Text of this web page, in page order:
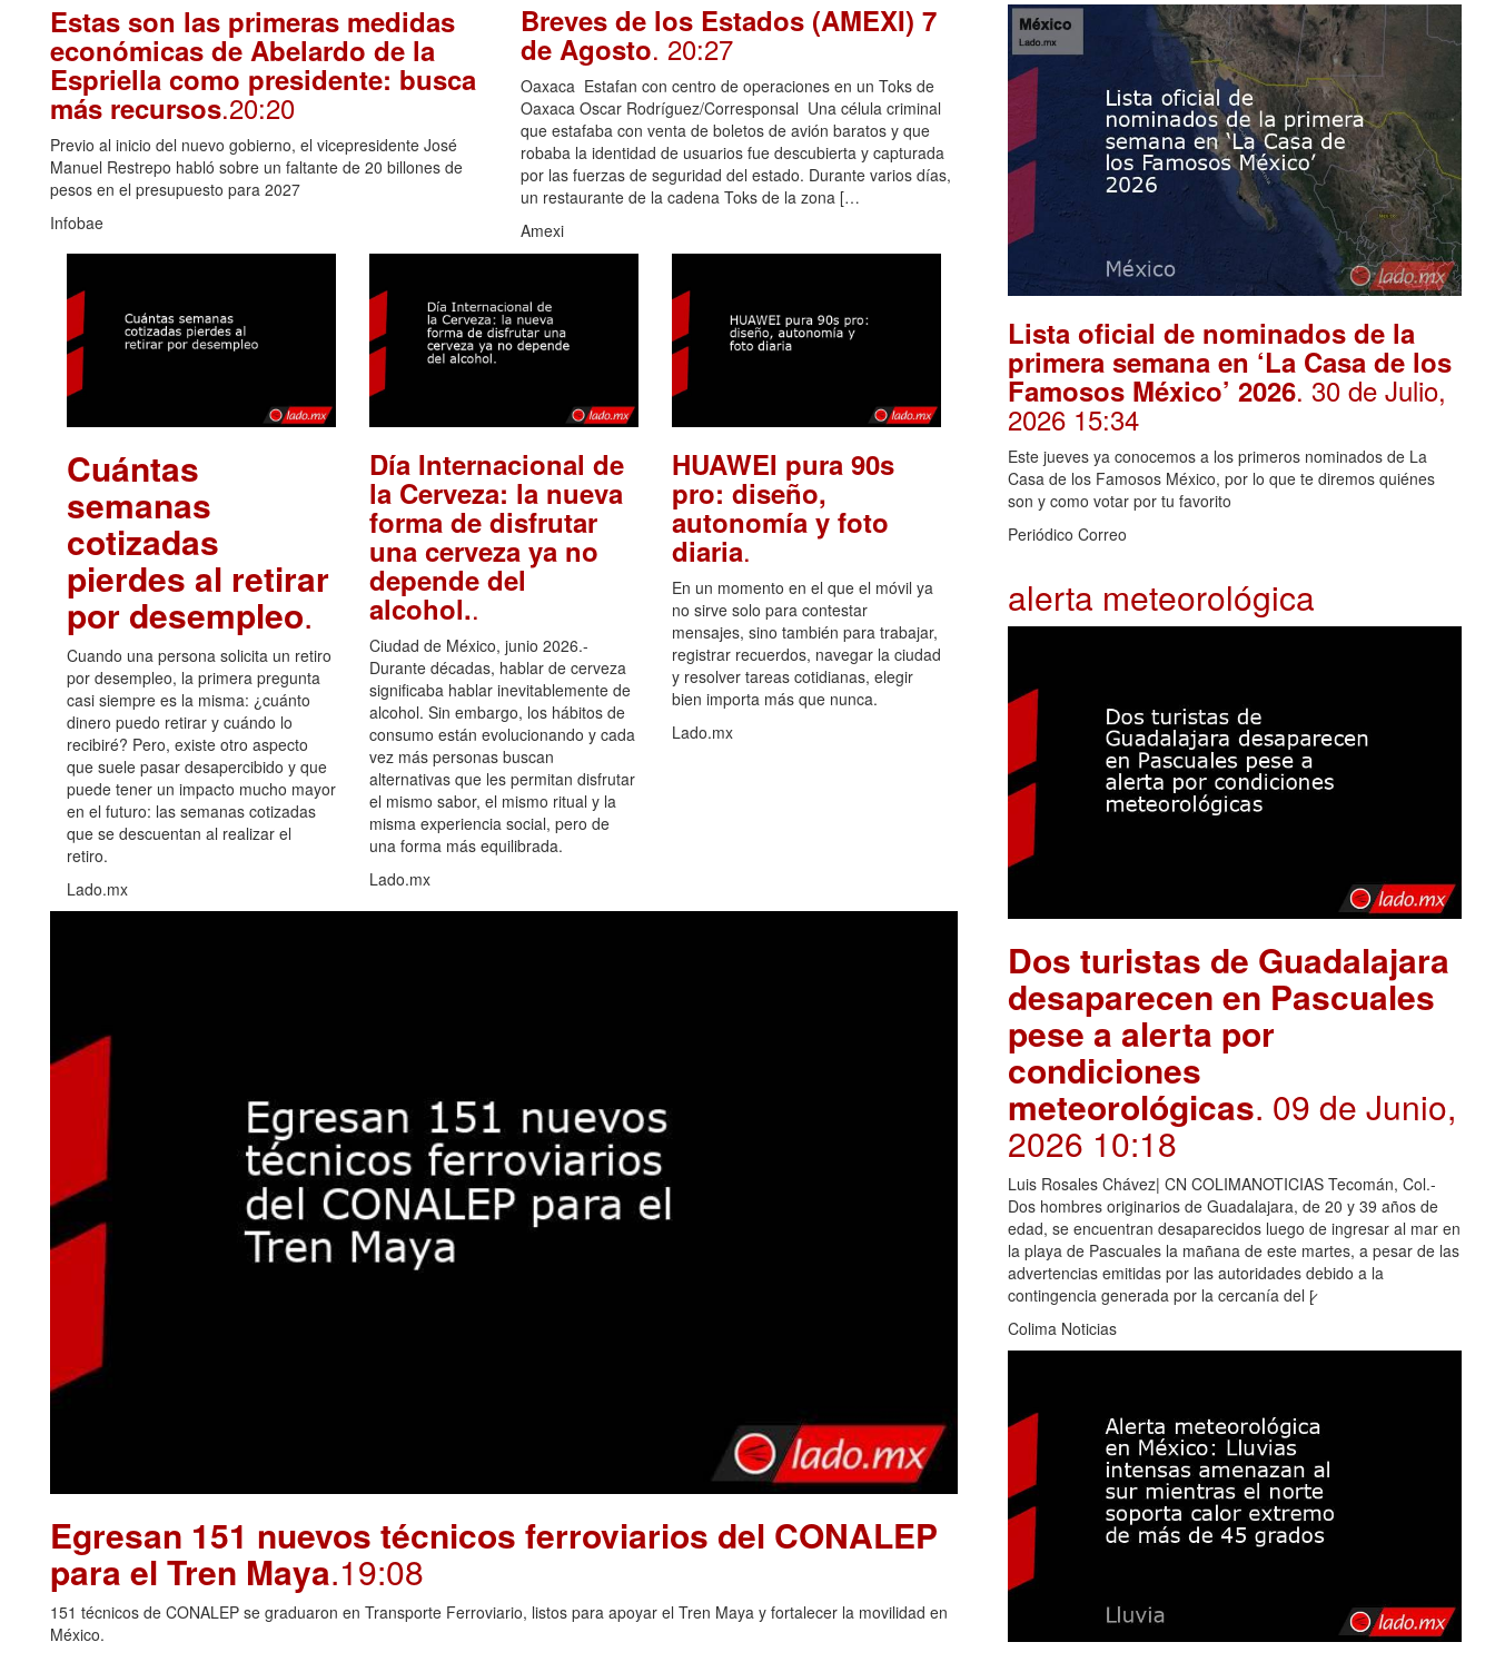
Estas son las primeras medidas
económicas de Abelardo de la
Espriella como presidente: busca
más recursos.20:20
Previo al inicio del nuevo gobierno, el vicepresidente José
Manuel Restrepo habló sobre un faltante de 20 billones de
pesos en el presupuesto para 2027
Infobae
Breves de los Estados (AMEXI) 7
de Agosto. 20:27
Oaxaca Estafan con centro de operaciones en un Toks de
Oaxaca Oscar Rodríguez/Corresponsal Una célula criminal
que estafaba con venta de boletos de avión baratos y que
robaba la identidad de usuarios fue descubierta y capturada
por las fuerzas de seguridad del estado. Durante varios días,
un restaurante de la cadena Toks de la zona […
Amexi
Cuántas
semanas
cotizadas
pierdes al retirar
por desempleo.
Cuando una persona solicita un retiro
por desempleo, la primera pregunta
casi siempre es la misma: ¿cuánto
dinero puedo retirar y cuándo lo
recibiré? Pero, existe otro aspecto
que suele pasar desapercibido y que
puede tener un impacto mucho mayor
en el futuro: las semanas cotizadas
que se descuentan al realizar el
retiro.
Lado.mx
Día Internacional de
la Cerveza: la nueva
forma de disfrutar
una cerveza ya no
depende del
alcohol..
Ciudad de México, junio 2026.-
Durante décadas, hablar de cerveza
significaba hablar inevitablemente de
alcohol. Sin embargo, los hábitos de
consumo están evolucionando y cada
vez más personas buscan
alternativas que les permitan disfrutar
el mismo sabor, el mismo ritual y la
misma experiencia social, pero de
una forma más equilibrada.
Lado.mx
HUAWEI pura 90s
pro: diseño,
autonomía y foto
diaria.
En un momento en el que el móvil ya
no sirve solo para contestar
mensajes, sino también para trabajar,
registrar recuerdos, navegar la ciudad
y resolver tareas cotidianas, elegir
bien importa más que nunca.
Lado.mx
Egresan 151 nuevos técnicos ferroviarios del CONALEP
para el Tren Maya.19:08
151 técnicos de CONALEP se graduaron en Transporte Ferroviario, listos para apoyar el Tren Maya y fortalecer la movilidad en
México.
Lista oficial de nominados de la
primera semana en ‘La Casa de los
Famosos México’ 2026. 30 de Julio,
2026 15:34
Este jueves ya conocemos a los primeros nominados de La
Casa de los Famosos México, por lo que te diremos quiénes
son y como votar por tu favorito
Periódico Correo
alerta meteorológica
Dos turistas de Guadalajara
desaparecen en Pascuales
pese a alerta por
condiciones
meteorológicas. 09 de Junio,
2026 10:18
Luis Rosales Chávez| CN COLIMANOTICIAS Tecomán, Col.-
Dos hombres originarios de Guadalajara, de 20 y 39 años de
edad, se encuentran desaparecidos luego de ingresar al mar en
la playa de Pascuales la mañana de este martes, a pesar de las
advertencias emitidas por las autoridades debido a la
contingencia generada por la cercanía del [̷
Colima Noticias